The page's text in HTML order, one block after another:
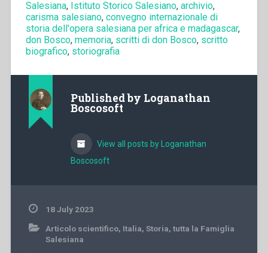
Salesiana, Istituto Storico Salesiano, archivio,
carisma salesiano, convegno internazionale di
storia dell'opera salesiana per africa e madagascar,
don Bosco, memoria, scritti di don Bosco, scritto
biografico, storiografia
Published by Loganathan
Boscosoft
View all posts by Loganathan
Boscosoft
18 July 2023
Articolo scientifico, Italia, Storia, tutta la Famiglia
Salesiana